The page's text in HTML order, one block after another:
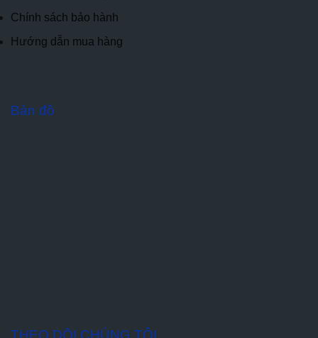
Chính sách bảo hành
Hướng dẫn mua hàng
Bản đồ
THEO DÕI CHÚNG TÔI